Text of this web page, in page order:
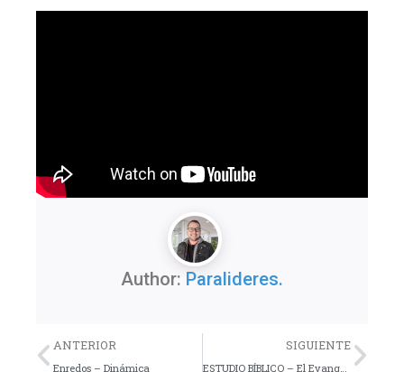
Author: Paralideres.
Previo
ANTERIOR
Enredos – Dinámica
SIGUIENTE
ESTUDIO BÍBLICO – El Evangelio según los Simpsons – Lección 27